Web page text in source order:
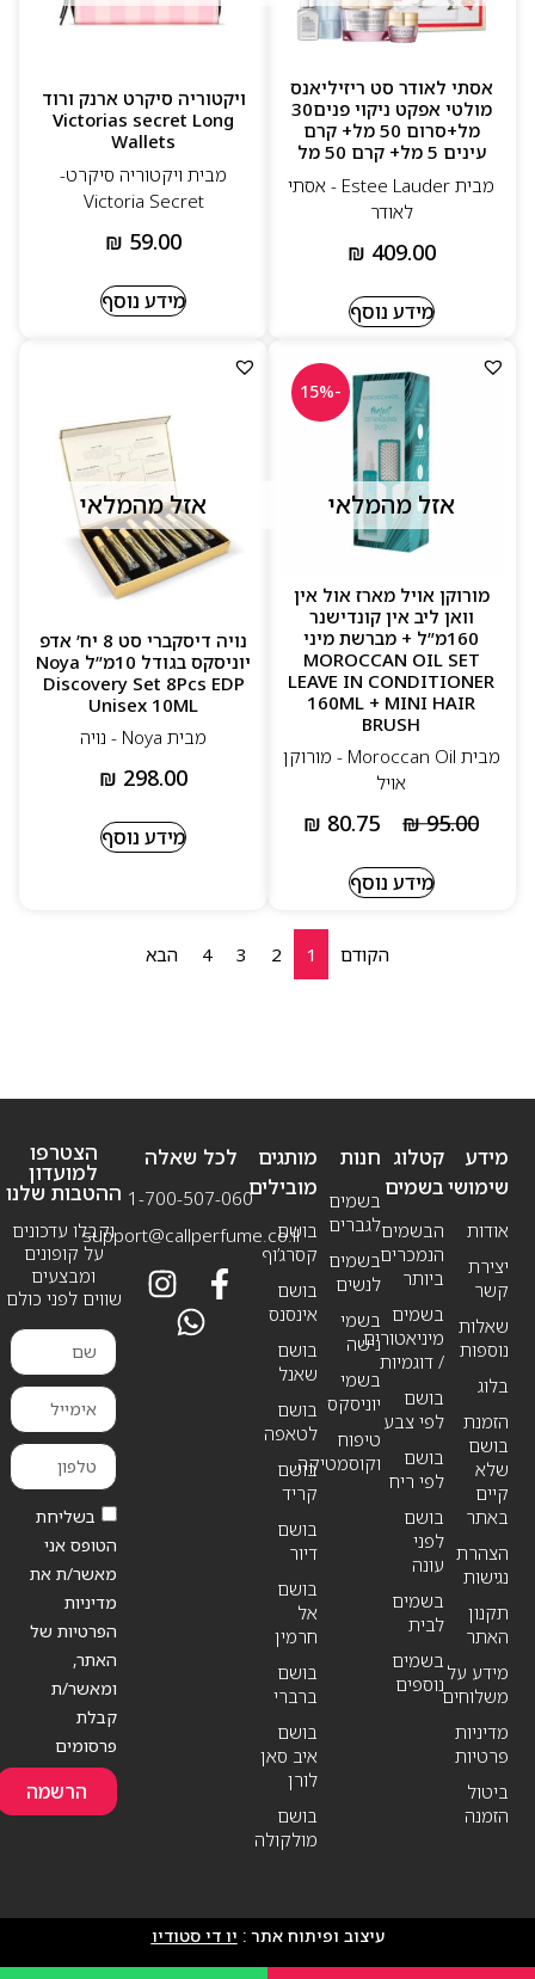
אסתי לאודר סט ריזיליאנס
מולטי אפקט ניקוי פנים30
מל+סרום 50 מל+ קרם
עינים 5 מל+ קרם 50 מל
מבית Estee Lauder - אסתי
לאודר
₪ 409.00
מידע נוסף
ויקטוריה סיקרט ארנק ורוד
Victorias secret Long
Wallets
מבית ויקטוריה סיקרט-
Victoria Secret
₪ 59.00
מידע נוסף
-15%
אזל מהמלאי
מורוקן אויל מארז אול אין
וואן ליב אין קונדישנר
160מ”ל + מברשת מיני
MOROCCAN OIL SET
LEAVE IN CONDITIONER
160ML + MINI HAIR
BRUSH
מבית Moroccan Oil - מורוקן
אויל
₪95.00
₪ 80.75
מידע נוסף
אזל מהמלאי
נויה דיסקברי סט 8 יח’ אדפ
יוניסקס בגודל 10מ”ל Noya
Discovery Set 8Pcs EDP
Unisex 10ML
מבית Noya - נויה
₪ 298.00
מידע נוסף
הקודם 1
2
3
4 הבא
מידע
שימושי
אודות
יצירת
קשר
שאלות
נוספות
בלוג
הזמנת
בושם
שלא
קיים
באתר
הצהרת
נגישות
תקנון
האתר
מידע על
משלוחים
מדיניות
פרטיות
ביטול
הזמנה
חנות
בשמים
לגברים
בשמים
לנשים
בשמי
נישה
בשמי
יוניסקס
טיפוח
וקוסמטיקה
קטלוג
בשמים
הבשמים
הנמכרים
ביותר
בשמים
מיניאטורים
/ דוגמיות
בושם
לפי צבע
בושם
לפי ריח
בושם
לפני
עונה
בשמים
לבית
בשמים
נוספים
מותגים
מובילים
בושם
קסרג’וף
בושם
אינסנס
בושם
שאנל
בושם
לטאפה
בושם
קריד
בושם
דיור
בושם
אל
חרמין
בושם
ברברי
בושם
איב סאן
לורן
בושם
מולקולה
לכל שאלה
1-700-507-060
support@callperfume.co.il
הצטרפו
למועדון
ההטבות שלנו
וקבלו עדכונים
על קופונים
ומבצעים
שווים לפני כולם
בשליחת
הטופס אני
מאשר/ת את
מדיניות
הפרטיות של
האתר,
ומאשר/ת
קבלת
פרסומים
הרשמה
עיצוב ופיתוח אתר : יו די סטודיו